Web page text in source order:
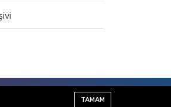
TE Bilişim
TAMAM